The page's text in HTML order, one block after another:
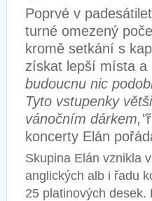
Poprvé v
turné omezený
kromě setkání s
získat lepší místa a
budoucnu nic
Tyto vstupenky
vánočním dárkem,"
koncerty Elán
Skupina Elán vznikla
anglických alb i řadu
25 platinových